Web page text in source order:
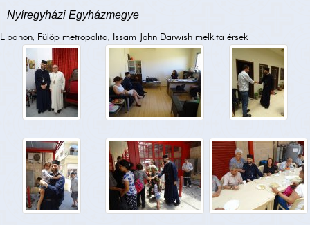
Nyíregyházi Egyházmegye
Libanon, Fülöp metropolita, Issam John Darwish melkita érsek